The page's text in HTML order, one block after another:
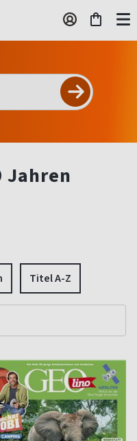
Jahren
Titel A-Z